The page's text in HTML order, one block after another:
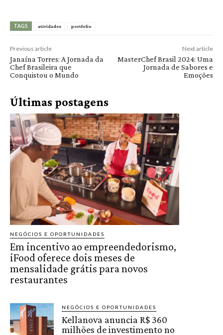
TAGS atividades portfolio
Previous article
Janaína Torres: A Jornada da
Chef Brasileira que
Conquistou o Mundo
Next article
MasterChef Brasil 2024: Uma
Jornada de Sabores e
Emoções
Últimas postagens
NEGÓCIOS E OPORTUNIDADES
Em incentivo ao empreendedorismo,
iFood oferece dois meses de
mensalidade grátis para novos
restaurantes
NEGÓCIOS E OPORTUNIDADES
Kellanova anuncia R$ 360
milhões de investimento no